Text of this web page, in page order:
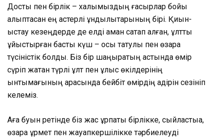
Достық пен бірлік – халқымыздың ғасырлар бойы
қалыптасқан ең қастерлі құндылықтарының бірі. Қиын-
қыстау кезеңдерде де елді аман сақтап қалған, ұлтты
ұйыстырған басты күш – осы татулық пен өзара
түсіністік болды. Біз бір шаңырақтың астында өмір
сүріп жатқан түрлі ұлт пен ұлыс өкілдерінің
ынтымағының арқасында бейбіт өмірдің қадірін сезініп
келеміз.
Аға буын ретінде біз жас ұрпақты бірлікке, сыйластыққа,
өзара құрмет пен жауапкершілікке тәрбиелеуді